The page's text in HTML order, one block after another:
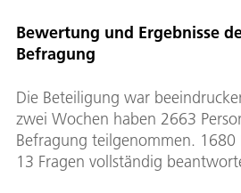
Bewertung und Ergebnisse
Befragung
Die Beteiligung war
zwei Wochen haben 2663
Befragung teilgenommen. 1680
13 Fragen vollständig